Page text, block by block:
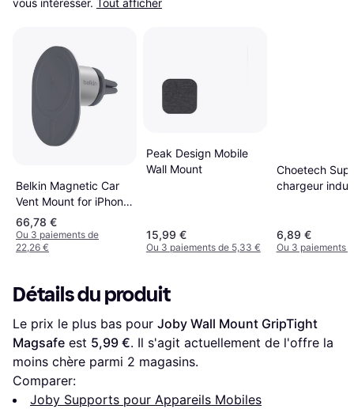
vous intéresser. Tout afficher
Belkin Magnetic Car
Vent Mount for iPhone
12/13 Models
66,78 €
Ou 3 paiements de
22,26 €
Peak Design Mobile
Wall Mount
15,99 €
Ou 3 paiements de 5,33 €
Choetech
chargeur
6,89 €
Ou 3 paiements
Détails du produit
Le prix le plus bas pour Joby Wall Mount GripTight
Magsafe est 5,99 €. Il s'agit actuellement de l'offre la
moins chère parmi 2 magasins.
Comparer:
Joby Supports pour Appareils Mobiles